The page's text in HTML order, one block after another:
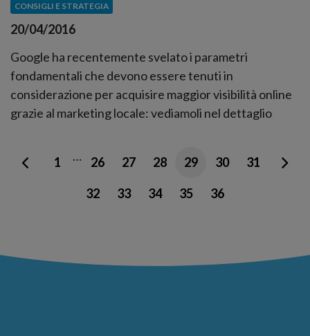
CONSIGLI E STRATEGIA
20/04/2016
Google ha recentemente svelato i parametri
fondamentali che devono essere tenuti in
considerazione per acquisire maggior visibilità online
grazie al marketing locale: vediamoli nel dettaglio
1 … 26 27 28 29 30 31
32 33 34 35 36